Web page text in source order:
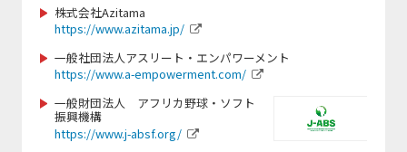
株式会社Azitama
https://www.azitama.jp/
一般社団法人アスリート・エンパワーメント
https://www.a-empowerment.com/
一般財団法人 アフリカ野球・ソフト
振興機構
https://www.j-absf.org/
https://color-bath.jp/
https://thecultivator.jp/
https://www.frontale.co.jp/
https://www.city.sapporo.jp/
https://sanix.jp/
https://samasama.site/home/play-
for-sos-2/
https://team-adp.com/
https://www.tsuzukisports.com/
https://www.city.tsuruoka.lg.jp/
https://www.city.nikaho.akita.jp
https://www.facebook.com/profile.php?
http://www.web-jpfa.jp
https://www.paranori.com/
https://www.samuraitrip07.com/home
-1
https://mugenservice.co.jp/
https://www.andrew.ac.jp/
https://www.ritsumei.ac.jp/shs/